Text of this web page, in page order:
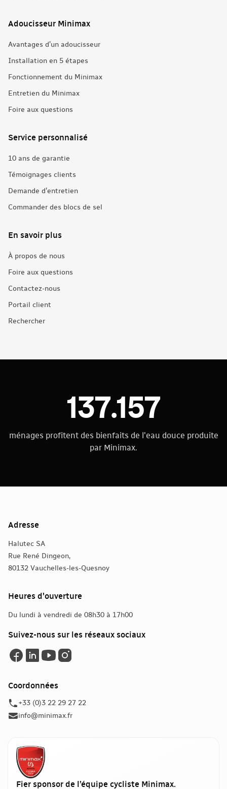
Adoucisseur Minimax
Avantages d'un adoucisseur
Installation en 5 étapes
Fonctionnement du Minimax
Entretien du Minimax
Foire aux questions
Service personnalisé
10 ans de garantie
Témoignages clients
Demande d'entretien
Commander des blocs de sel
En savoir plus
À propos de nous
Foire aux questions
Contactez-nous
Portail client
Rechercher
137.157
ménages profitent des bienfaits de l'eau douce produite
par Minimax.
Adresse
Halutec SA
Rue René Dingeon,
80132 Vauchelles-les-Quesnoy
Heures d'ouverture
Du lundi à vendredi de 08h30 à 17h00
Suivez-nous sur les réseaux sociaux
Coordonnées
+33 (0)3 22 29 27 22
info@minimax.fr
Fier sponsor de l’équipe cycliste Minimax.